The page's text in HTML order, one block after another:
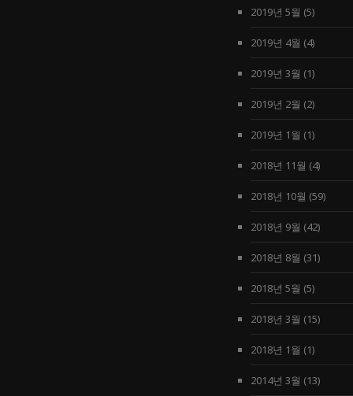
2019년 5월 (5)
2019년 4월 (4)
2019년 3월 (1)
2019년 2월 (2)
2019년 1월 (1)
2018년 11월 (4)
2018년 10월 (59)
2018년 9월 (42)
2018년 8월 (31)
2018년 5월 (5)
2018년 3월 (15)
2018년 1월 (1)
2014년 3월 (13)